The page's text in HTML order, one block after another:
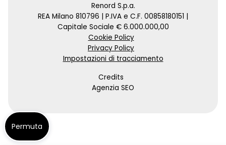
Renord S.p.a.
REA Milano 810796 | P.IVA e C.F. 00858180151 |
Capitale Sociale € 6.000.000,00
Cookie Policy
Privacy Policy
Impostazioni di tracciamento
Credits
Agenzia SEO
Permuta